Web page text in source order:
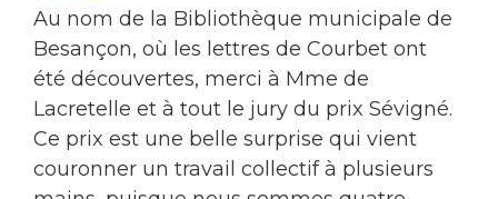
Au nom de la Bibliothèque municipale de
Besançon, où les lettres de Courbet ont
été découvertes, merci à Mme de
Lacretelle et à tout le jury du prix Sévigné.
Ce prix est une belle surprise qui vient
couronner un travail collectif à plusieurs